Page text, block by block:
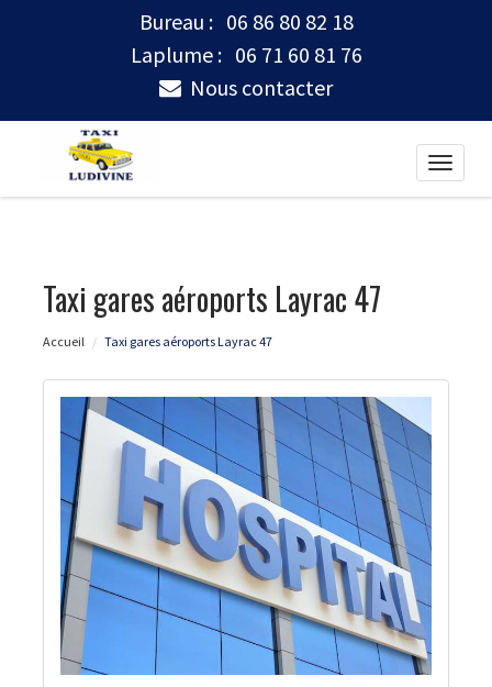
Bureau : 06 86 80 82 18
Laplume : 06 71 60 81 76
Nous contacter
Toggle
Taxi gares aéroports Layrac 47
Accueil Taxi gares aéroports Layrac 47